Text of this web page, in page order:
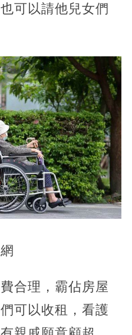
可以請他兒女們
合理，霸佔房屋
可以收租，看護